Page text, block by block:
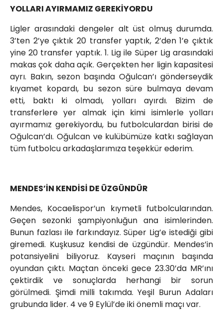
YOLLARI AYIRMAMIZ GEREKİYORDU
Ligler arasındaki dengeler alt üst olmuş durumda.
3’ten 2’ye çıktık 20 transfer yaptık, 2’den 1’e çıktık
yine 20 transfer yaptık. 1. Lig ile Süper Lig arasındaki
makas çok daha açık. Gerçekten her ligin kapasitesi
ayrı. Bakın, sezon başında Oğulcan’ı gönderseydik
kıyamet kopardı, bu sezon süre bulmaya devam
etti, baktı ki olmadı, yolları ayırdı. Bizim de
transferlere yer almak için kimi isimlerle yolları
ayırmamız gerekiyordu, bu futbolculardan birisi de
Oğulcan’dı. Oğulcan ve kulübümüze katkı sağlayan
tüm futbolcu arkadaşlarımıza teşekkür ederim.
MENDES’İN KENDİSİ DE ÜZGÜNDÜR
Mendes, Kocaelispor’un kıymetli futbolcularından.
Geçen sezonki şampiyonluğun ana isimlerinden.
Bunun fazlası ile farkındayız. Süper Lig’e istediği gibi
giremedi. Kuşkusuz kendisi de üzgündür. Mendes’in
potansiyelini biliyoruz. Kayseri maçının başında
oyundan çıktı. Maçtan önceki gece 23.30’da MR’ını
çektirdik ve sonuçlarda herhangi bir sorun
görülmedi. Şimdi milli takımda. Yeşil Burun Adaları
grubunda lider. 4 ve 9 Eylül’de iki önemli maçı var.